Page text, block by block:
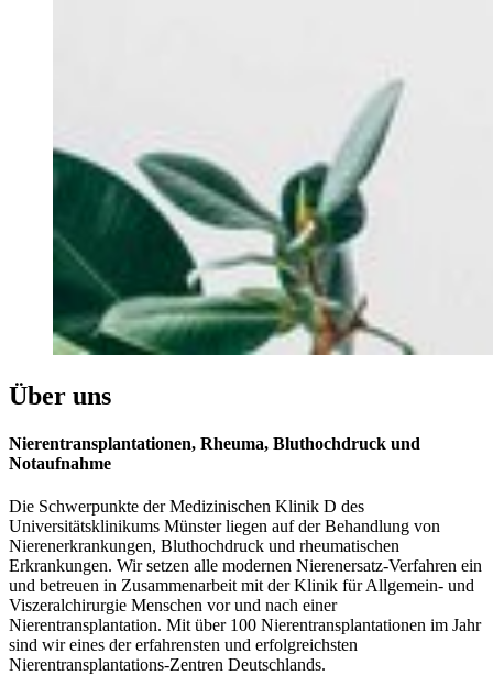
Über uns
Nierentransplantationen, Rheuma, Bluthochdruck und
Notaufnahme
Die Schwerpunkte der Medizinischen Klinik D des
Universitätsklinikums Münster liegen auf der Behandlung von
Nierenerkrankungen, Bluthochdruck und rheumatischen
Erkrankungen. Wir setzen alle modernen Nierenersatz-Verfahren ein
und betreuen in Zusammenarbeit mit der Klinik für Allgemein- und
Viszeralchirurgie Menschen vor und nach einer
Nierentransplantation. Mit über 100 Nierentransplantationen im Jahr
sind wir eines der erfahrensten und erfolgreichsten
Nierentransplantations-Zentren Deutschlands.